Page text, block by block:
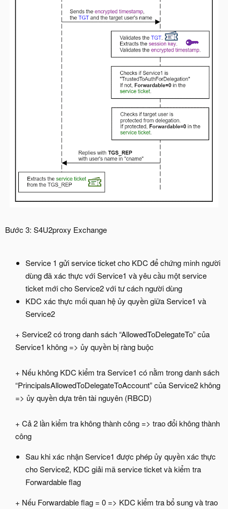
Bước 3: S4U2proxy Exchange
Service 1 gửi service ticket cho KDC để chứng minh người
dùng đã xác thực với Service1 và yêu cầu một service
ticket mới cho Service2 với tư cách người dùng
KDC xác thực mối quan hệ ủy quyền giữa Service1 và
Service2
+ Service2 có trong danh sách “AllowedToDelegateTo” của
Service1 không => ủy quyền bị ràng buộc​
+ Nếu không KDC kiểm tra Service1 có nằm trong danh sách
“PrincipalsAllowedToDelegateToAccount” của Service2 không
=> ủy quyền dựa trên tài nguyên (RBCD)​
+ Cả 2 lần kiểm tra không thành công => trao đổi không thành
công​
Sau khi xác nhận Service1 được phép ủy quyền xác thực
cho Service2, KDC giải mã service ticket và kiểm tra
Forwardable flag
+ Nếu Forwardable flag = 0 => KDC kiểm tra bổ sung và trao